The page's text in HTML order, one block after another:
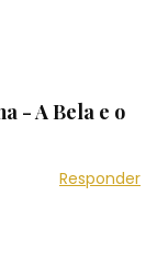
- A Bela e o
Responder